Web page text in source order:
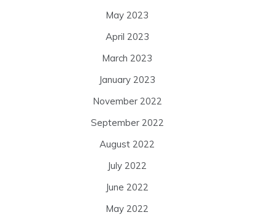
May 2023
April 2023
March 2023
January 2023
November 2022
September 2022
August 2022
July 2022
June 2022
May 2022